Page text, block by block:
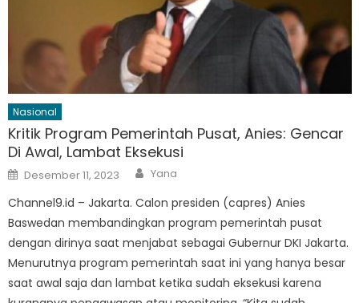
Nasional
Kritik Program Pemerintah Pusat, Anies: Gencar
Di Awal, Lambat Eksekusi
Posted
on
Desember 11, 2023 Author
Yana
Channel9.id – Jakarta. Calon presiden (capres) Anies
Baswedan membandingkan program pemerintah pusat
dengan dirinya saat menjabat sebagai Gubernur DKI Jakarta.
Menurutnya program pemerintah saat ini yang hanya besar
saat awal saja dan lambat ketika sudah eksekusi karena